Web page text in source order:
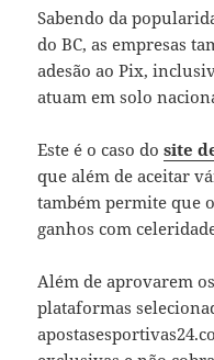
Sabendo da
do BC, as empresas
adesão ao Pix,
atuam em solo
Este é o caso dosite
que além de aceitar
também permite que
ganhos com
Além de aprovarem
plataformas